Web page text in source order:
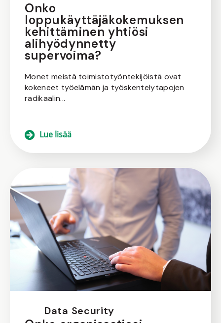
Onko
loppukäyttäjäkokemuksen
kehittäminen yhtiösi
alihyödynnetty
supervoima?
Monet meistä toimistotyöntekijöistä ovat
kokeneet työelämän ja työskentelytapojen
radikaalin...
Lue lisää
Data Security